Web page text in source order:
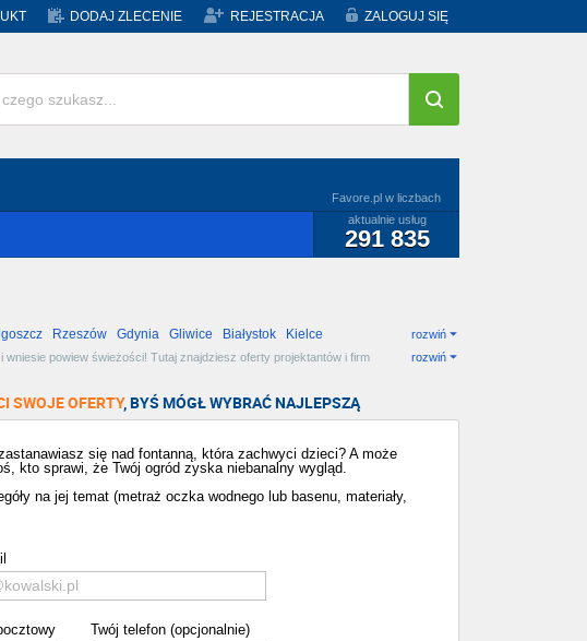
DODAJ ZLECENIE REJESTRACJA ZALOGUJ SIĘ
Favore.pl w liczbach
aktualnie usług
291 835
Rzeszów Gdynia Gliwice Białystok
Kielce
rozwiń
powiew świeżości! Tutaj znajdziesz oferty projektantów i firm
rozwiń
SWOJE OFERTY, BYŚ MÓGŁ WYBRAĆ NAJLEPSZĄ
się nad fontanną, która zachwyci dzieci? A może
kto sprawi, że Twój ogród zyska niebanalny wygląd.
na jej temat (metraż oczka wodnego lub basenu, materiały,
Twój telefon (opcjonalnie)